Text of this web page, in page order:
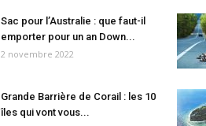
Sac pour l’Australie : que faut-il
emporter pour un an Down...
2 novembre 2022
Grande Barrière de Corail : les 10
îles qui vont vous...